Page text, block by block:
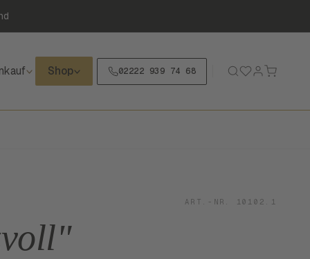
Shop 02222 939 74 68
ART.-NR. 10102.1